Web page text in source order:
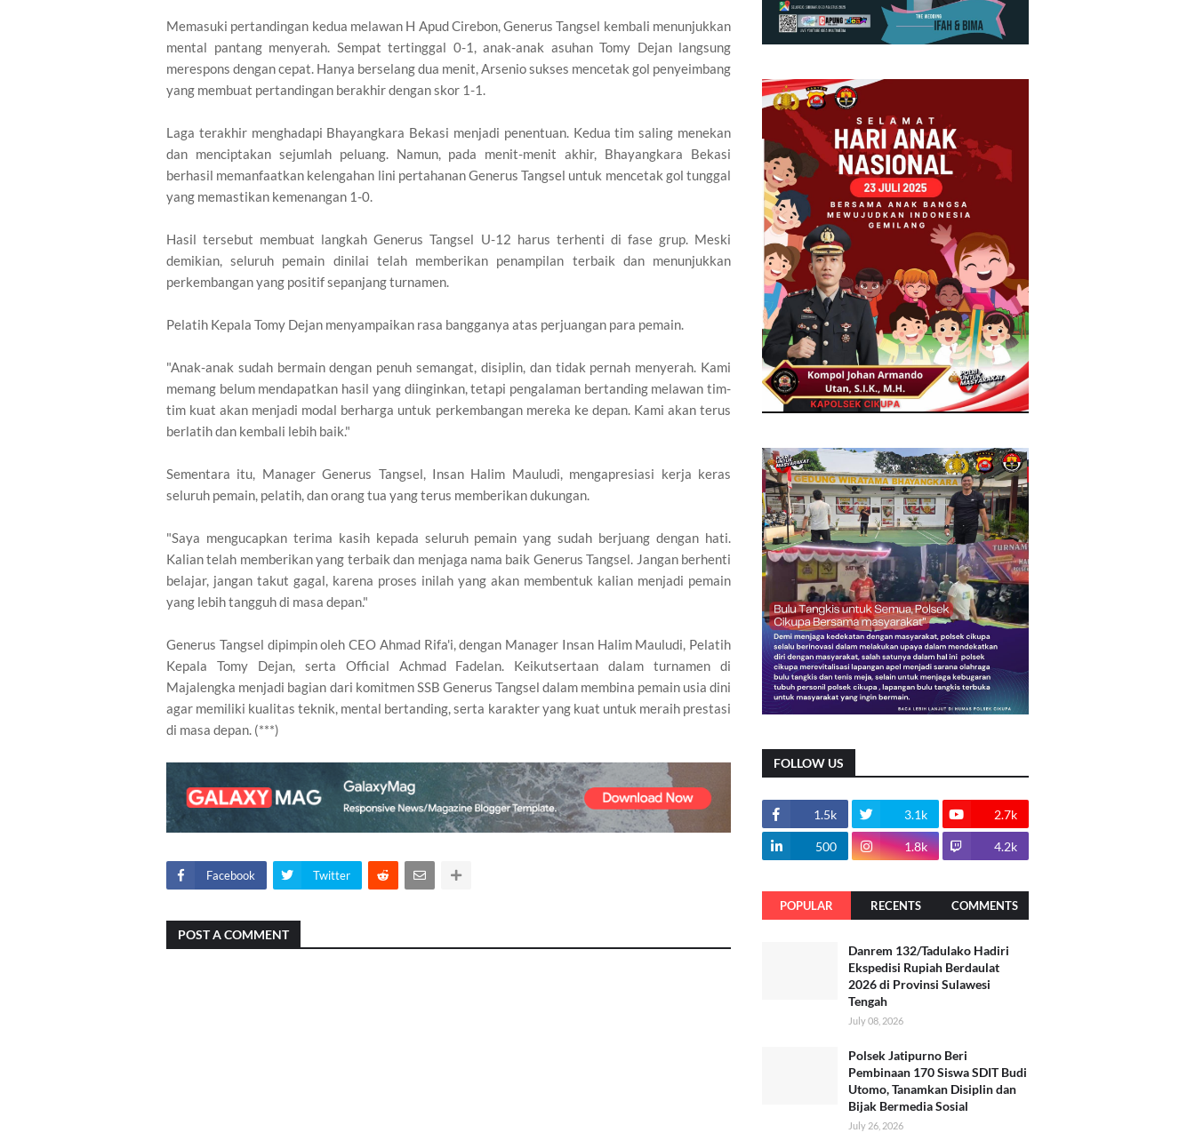
Memasuki pertandingan kedua melawan H Apud Cirebon, Generus Tangsel kembali menunjukkan
mental pantang menyerah. Sempat tertinggal 0-1, anak-anak asuhan Tomy Dejan langsung
merespons dengan cepat. Hanya berselang dua menit, Arsenio sukses mencetak gol penyeimbang
yang membuat pertandingan berakhir dengan skor 1-1.
Laga terakhir menghadapi Bhayangkara Bekasi menjadi penentuan. Kedua tim saling menekan
dan menciptakan sejumlah peluang. Namun, pada menit-menit akhir, Bhayangkara Bekasi
berhasil memanfaatkan kelengahan lini pertahanan Generus Tangsel untuk mencetak gol tunggal
yang memastikan kemenangan 1-0.
Hasil tersebut membuat langkah Generus Tangsel U-12 harus terhenti di fase grup. Meski
demikian, seluruh pemain dinilai telah memberikan penampilan terbaik dan menunjukkan
perkembangan yang positif sepanjang turnamen.
Pelatih Kepala Tomy Dejan menyampaikan rasa bangganya atas perjuangan para pemain.
"Anak-anak sudah bermain dengan penuh semangat, disiplin, dan tidak pernah menyerah. Kami
memang belum mendapatkan hasil yang diinginkan, tetapi pengalaman bertanding melawan tim-
tim kuat akan menjadi modal berharga untuk perkembangan mereka ke depan. Kami akan terus
berlatih dan kembali lebih baik."
Sementara itu, Manager Generus Tangsel, Insan Halim Mauludi, mengapresiasi kerja keras
seluruh pemain, pelatih, dan orang tua yang terus memberikan dukungan.
"Saya mengucapkan terima kasih kepada seluruh pemain yang sudah berjuang dengan hati.
Kalian telah memberikan yang terbaik dan menjaga nama baik Generus Tangsel. Jangan berhenti
belajar, jangan takut gagal, karena proses inilah yang akan membentuk kalian menjadi pemain
yang lebih tangguh di masa depan."
Generus Tangsel dipimpin oleh CEO Ahmad Rifa'i, dengan Manager Insan Halim Mauludi, Pelatih
Kepala Tomy Dejan, serta Official Achmad Fadelan. Keikutsertaan dalam turnamen di
Majalengka menjadi bagian dari komitmen SSB Generus Tangsel dalam membina pemain usia dini
agar memiliki kualitas teknik, mental bertanding, serta karakter yang kuat untuk meraih prestasi
di masa depan. (***)
Facebook Twitter
POST A COMMENT
FOLLOW US
1.5k 3.1k 2.7k
500 1.8k 4.2k
POPULAR RECENTS COMMENTS
Danrem 132/Tadulako Hadiri
Ekspedisi Rupiah Berdaulat
2026 di Provinsi Sulawesi
Tengah
July 08, 2026
Polsek Jatipurno Beri
Pembinaan 170 Siswa SDIT Budi
Utomo, Tanamkan Disiplin dan
Bijak Bermedia Sosial
July 26, 2026